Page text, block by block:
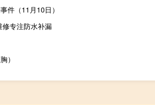
件（11月10日）
专注防水补漏
）